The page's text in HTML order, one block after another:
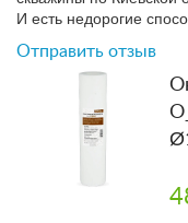
И есть недорогие
Отправить отзыв